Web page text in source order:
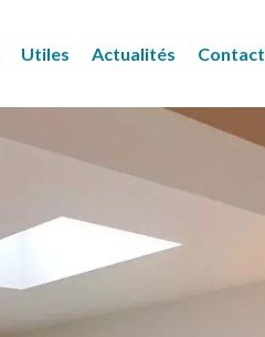
Utiles Actualités Contact